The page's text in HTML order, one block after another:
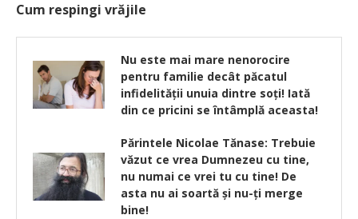
Cum respingi vrăjile
Nu este mai mare nenorocire
pentru familie decât păcatul
infidelităţii unuia dintre soţi! Iată
din ce pricini se întâmplă aceasta!
Părintele Nicolae Tănase: Trebuie
văzut ce vrea Dumnezeu cu tine,
nu numai ce vrei tu cu tine! De
asta nu ai soartă şi nu-ţi merge
bine!